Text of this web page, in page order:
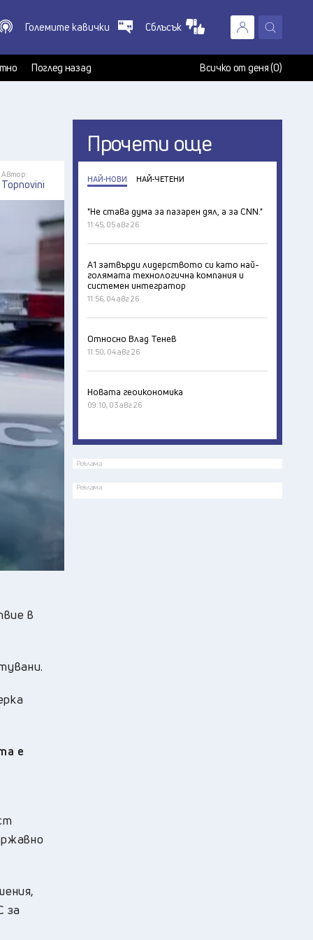
X
Големите кавички Сблъсък
Поглед назад Всичко от деня (0)
Автор:
Topnovini
в
е
за
Прочети още
НАЙ-НОВИ НАЙ-ЧЕТЕНИ
"Не става дума за пазарен дял, а за CNN."
11:45, 05 авг 26
А1 затвърди лидерството си като най-
голямата технологична компания и
системен интегратор
11:56, 04 авг 26
Относно Влад Тенев
11:50, 04 авг 26
Новата геоикономика
09:10, 03 авг 26
Реклама
Реклама